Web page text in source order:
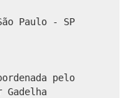
Paulo - SP
pelo
Gadelha